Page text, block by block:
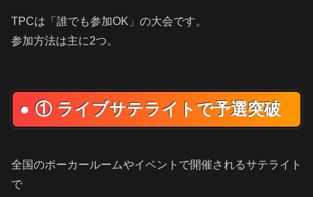
TPCは「誰でも参加OK」の大会です。
参加方法は主に2つ。
● ① ライブサテライトで予選突破
全国のポーカールームやイベントで開催されるサテライト
で